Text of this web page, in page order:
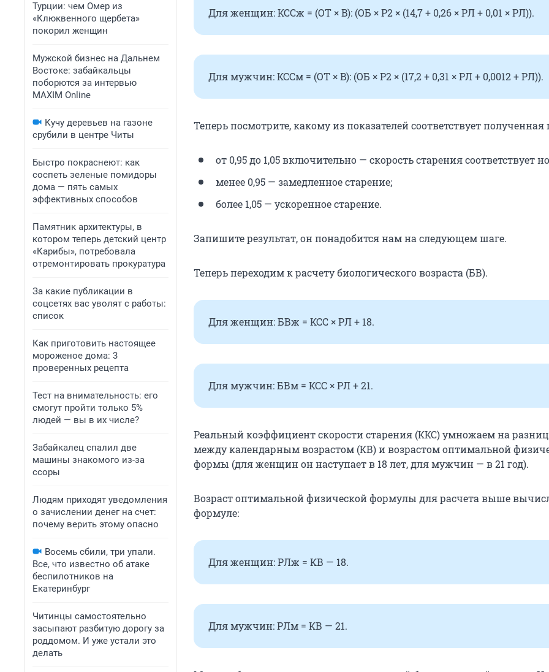
Турции: чем Омер из
«Клюквенного щербета»
покорил женщин
Мужской бизнес на Дальнем
Востоке: забайкальцы
поборются за интервью
MAXIM Online
Кучу деревьев на газоне
срубили в центре Читы
Быстро покраснеют: как
соспеть зеленые помидоры
дома — пять самых
эффективных способов
Памятник архитектуры, в
котором теперь детский центр
«Карибы», потребовала
отремонтировать прокуратура
За какие публикации в
соцсетях вас уволят с работы:
список
Как приготовить настоящее
мороженое дома: 3
проверенных рецепта
Тест на внимательность: его
смогут пройти только 5%
людей — вы в их числе?
Забайкалец спалил две
машины знакомого из-за
ссоры
Людям приходят уведомления
о зачислении денег на счет:
почему верить этому опасно
Восемь сбили, три упали.
Все, что известно об атаке
беспилотников на
Екатеринбург
Читинцы самостоятельно
засыпают разбитую дорогу за
роддомом. И уже устали это
делать
Для женщин: КССж = (ОТ × B): (ОБ × Р2 × (14,7 + 0,26 × РЛ + 0,01 × РЛ)).
Для мужчин: КССм = (ОТ × B): (ОБ × Р2 × (17,2 + 0,31 × РЛ + 0,0012 + РЛ)).
Теперь посмотрите, какому из показателей соответствует
от 0,95 до 1,05 включительно — скорость старения соответствует
менее 0,95 — замедленное старение;
более 1,05 — ускоренное старение.
Запишите результат, он понадобится нам на следующем шаге.
Теперь переходим к расчету биологического возраста (БВ).
Для женщин: БВж = КСС × РЛ + 18.
Для мужчин: БВм = КСС × РЛ + 21.
Реальный коэффициент скорости старения (ККС) умножаем на
между календарным возрастом (КВ) и возрастом оптимальной
формы (для женщин он наступает в 18 лет, для мужчин — в 21 год).
Возраст оптимальной физической формулы для расчета выше
формуле:
Для женщин: РЛж = КВ — 18.
Для мужчин: РЛм = КВ — 21.